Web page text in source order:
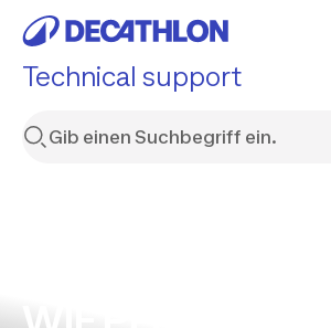
Technical support